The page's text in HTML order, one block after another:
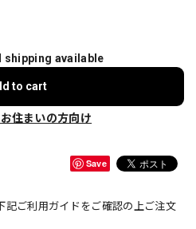
shipping available
to cart
住まいの方向け
Save
記ご利用ガイドをご確認の上ご注文